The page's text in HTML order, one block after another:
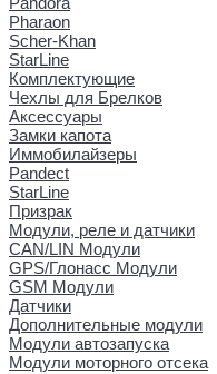
Pharaon
Scher-Khan
StarLine
Комплектующие
Чехлы для Брелков
Аксессуары
Замки капота
Иммобилайзеры
Pandect
StarLine
Призрак
Модули, реле и датчики
CAN/LIN Модули
GPS/Глонасс Модули
GSM Модули
Датчики
Дополнительные модули
Модули автозапуска
Модули моторного отсека